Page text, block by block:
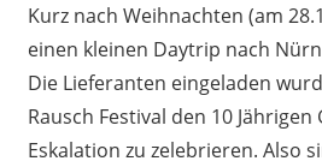
Kurz nach Weihnachten (am
einen kleinen Daytrip nach
Die Lieferanten eingeladen
Rausch Festival den 10
Eskalation zu zelebrieren. Also